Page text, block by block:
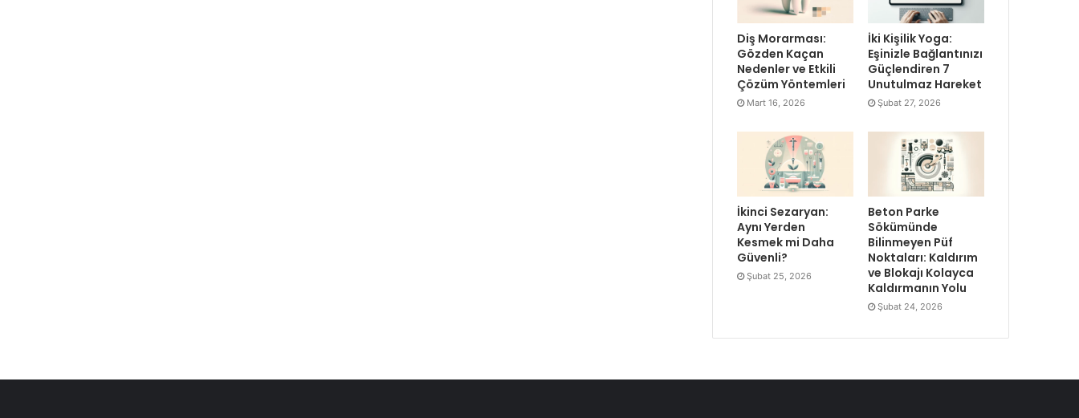
Diş Morarması:
Gözden Kaçan
Nedenler ve Etkili
Çözüm Yöntemleri
Mart 16, 2026
İki Kişilik Yoga:
Eşinizle Bağlantınızı
Güçlendiren 7
Unutulmaz Hareket
Şubat 27, 2026
İkinci Sezaryan:
Aynı Yerden
Kesmek mi Daha
Güvenli?
Şubat 25, 2026
Beton Parke
Sökümünde
Bilinmeyen Püf
Noktaları: Kaldırım
ve Blokajı Kolayca
Kaldırmanın Yolu
Şubat 24, 2026